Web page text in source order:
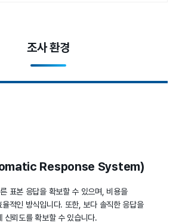
조사 환경
Response System)
표본 응답을 확보할 수 있으며, 비용을
율적인 방식입니다. 또한, 보다 솔직한 응답을
신뢰도를 확보할 수 있습니다.